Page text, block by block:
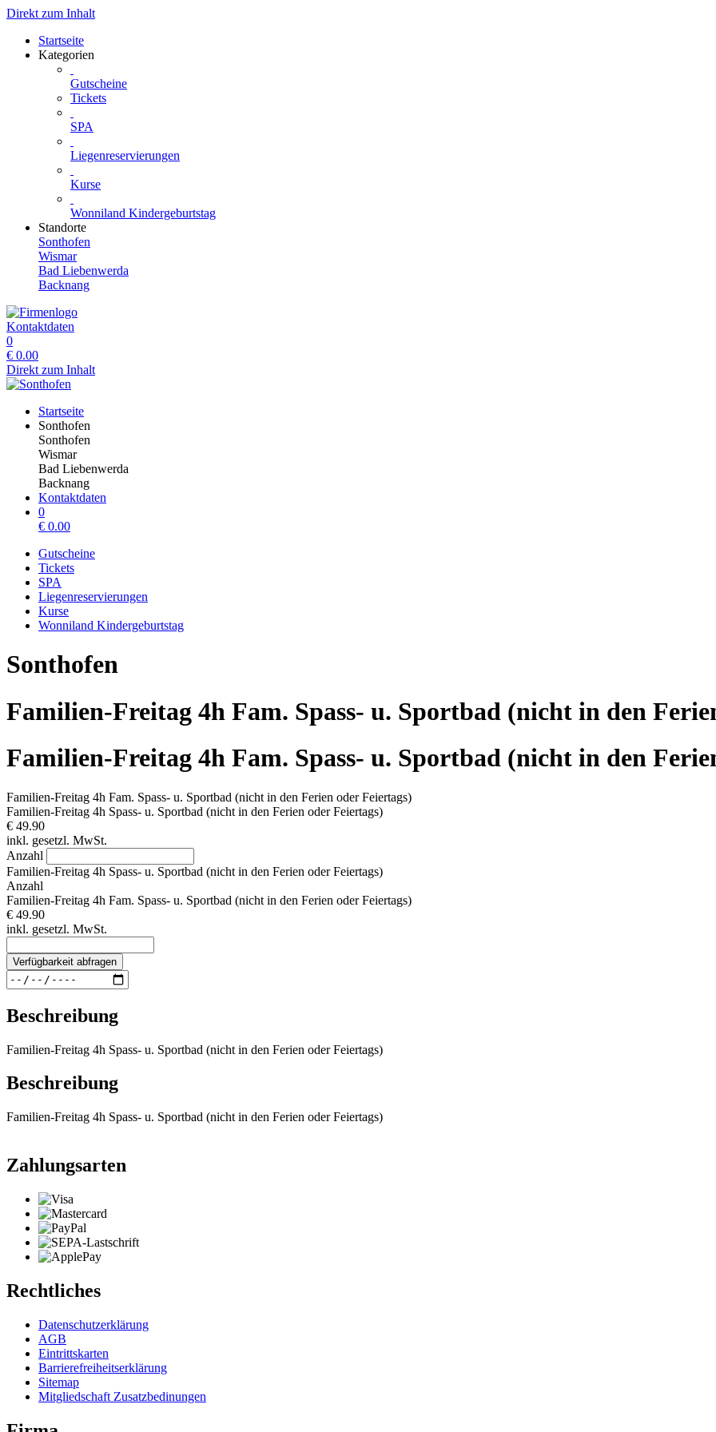
Direkt zum Inhalt
Startseite
Kategorien
Gutscheine
Tickets
SPA
Liegenreservierungen
Kurse
Wonniland Kindergeburtstag
Standorte
Sonthofen
Wismar
Bad Liebenwerda
Backnang
Kontaktdaten
0
€ 0.00
Direkt zum Inhalt
Startseite
Sonthofen
Sonthofen
Wismar
Bad Liebenwerda
Backnang
Kontaktdaten
0
€ 0.00
Gutscheine
Tickets
SPA
Liegenreservierungen
Kurse
Wonniland Kindergeburtstag
Sonthofen
Familien-Freitag 4h Fam. Spass- u. Sportbad (nicht in den
Familien-Freitag 4h Fam. Spass- u. Sportbad (nicht in den
Familien-Freitag 4h Fam. Spass- u. Sportbad (nicht in den Ferien oder Feiertags)
Familien-Freitag 4h Spass- u. Sportbad (nicht in den Ferien oder Feiertags)
€ 49.90
inkl. gesetzl. MwSt.
Anzahl
Familien-Freitag 4h Spass- u. Sportbad (nicht in den Ferien oder Feiertags)
Anzahl
Familien-Freitag 4h Fam. Spass- u. Sportbad (nicht in den Ferien oder Feiertags)
€ 49.90
inkl. gesetzl. MwSt.
Verfügbarkeit abfragen
Beschreibung
Familien-Freitag 4h Spass- u. Sportbad (nicht in den Ferien oder Feiertags)
Beschreibung
Familien-Freitag 4h Spass- u. Sportbad (nicht in den Ferien oder Feiertags)
Zahlungsarten
Rechtliches
Datenschutzerklärung
AGB
Eintrittskarten
Barrierefreiheitserklärung
Sitemap
Mitgliedschaft Zusatzbedinungen